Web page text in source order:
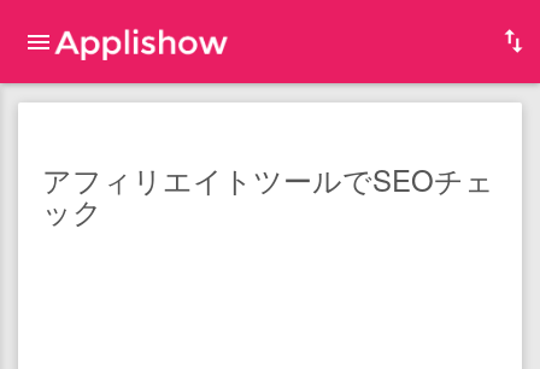
アフィリエイトツールでSEOチェ
ック